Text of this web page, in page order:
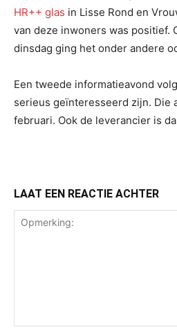
HR++ glas in Lisse Rond en
van deze inwoners was positief.
dinsdag ging het onder andere
Een tweede informatieavond
serieus geïnteresseerd zijn. Die
februari. Ook de leverancier is
LAAT EEN REACTIE ACHTER